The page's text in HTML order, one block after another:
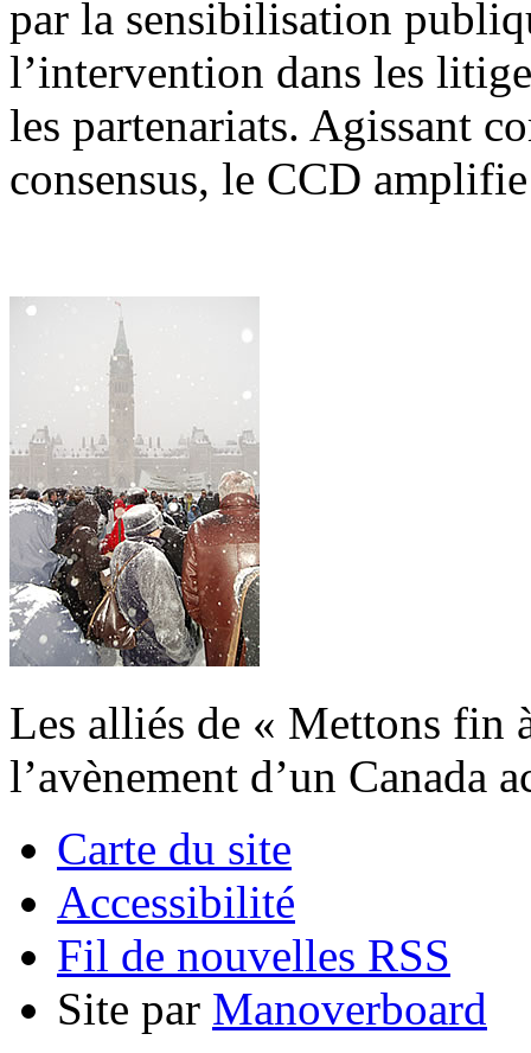
par la sensibilisation
l’intervention dans les
les partenariats. Agissant
consensus, le CCD
Les alliés de « Mettons fin
l’avènement d’un Canada
Carte du site
Accessibilité
Fil de nouvelles RSS
Site par Manoverboard